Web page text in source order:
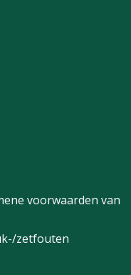
voorwaarden van
zetfouten